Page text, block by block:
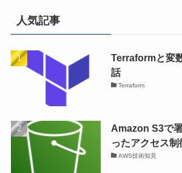
人気記事
Terraformと変
話
Terraform
Amazon S3で
ったアクセス制
AWS技術知見